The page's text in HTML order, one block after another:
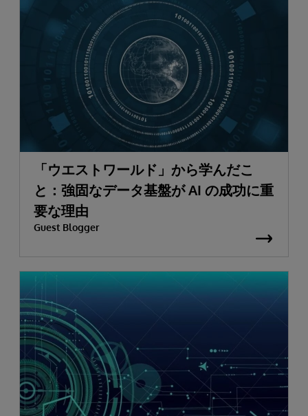
「ウエストワールド」から学んだこ
と：強固なデータ基盤が AI の成功に重
要な理由
Guest Blogger